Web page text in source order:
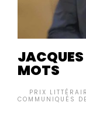
JACQUES
MOTS
PRIX
COMMUNIQUÉS